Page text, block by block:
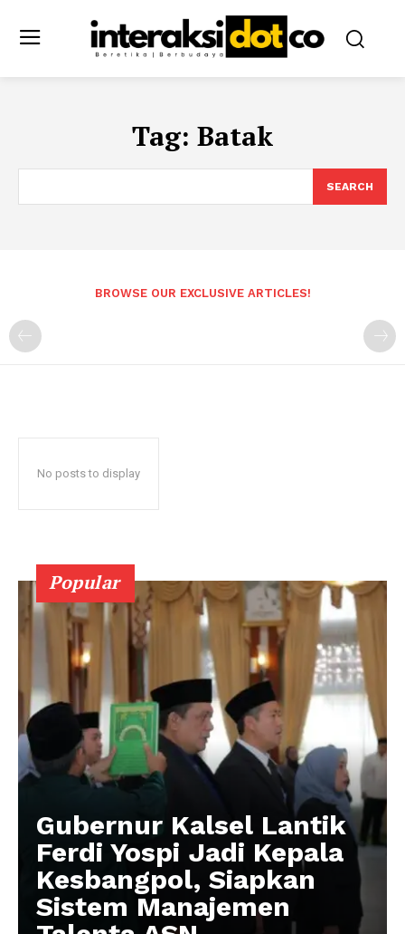
Tag: Batak
SEARCH
BROWSE OUR EXCLUSIVE ARTICLES!
No posts to display
Popular
Gubernur Kalsel Lantik
Ferdi Yospi Jadi Kepala
Kesbangpol, Siapkan
Sistem Manajemen